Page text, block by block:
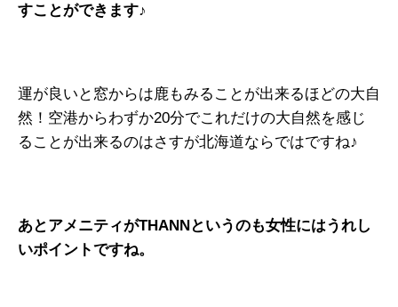
すことができます♪
運が良いと窓からは鹿もみることが出来るほどの大自
然！空港からわずか20分でこれだけの大自然を感じ
ることが出来るのはさすが北海道ならではですね♪
あとアメニティがTHANNというのも女性にはうれし
いポイントですね。